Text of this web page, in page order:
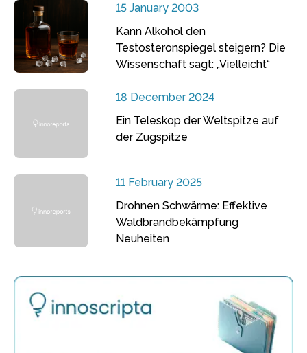
15 January 2003
Kann Alkohol den
Testosteronspiegel steigern? Die
Wissenschaft sagt: „Vielleicht“
18 December 2024
Ein Teleskop der Weltspitze auf
der Zugspitze
11 February 2025
Drohnen Schwärme: Effektive
Waldbrandbekämpfung
Neuheiten